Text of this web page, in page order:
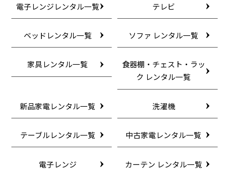
電子レンジレンタル一覧 テレビ
ベッドレンタル一覧 ソファ レンタル一覧
家具レンタル一覧
食器棚・チェスト・ラッ
ク レンタル一覧
新品家電レンタル一覧 洗濯機
テーブルレンタル一覧 中古家電レンタル一覧
電子レンジ カーテン レンタル一覧